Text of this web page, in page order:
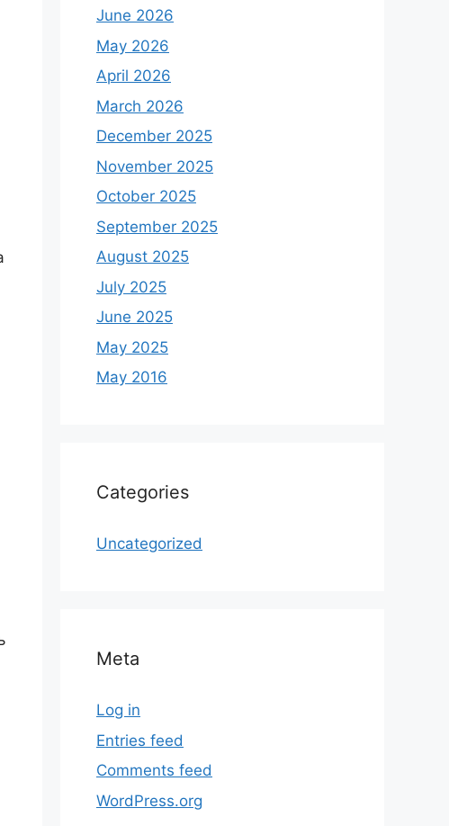
June 2026
May 2026
April 2026
March 2026
December 2025
November 2025
October 2025
September 2025
August 2025
July 2025
June 2025
May 2025
May 2016
Categories
Uncategorized
Meta
Log in
Entries feed
Comments feed
WordPress.org